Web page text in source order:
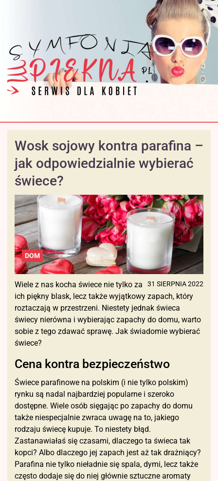
Wosk sojowy kontra parafina –
jak odpowiedzialnie wybierać
świece?
DOM
31 SIERPNIA 2022
Wiele z nas kocha świece nie tylko za
ich piękny blask, lecz także wyjątkowy zapach, który
roztaczają w przestrzeni. Niestety jednak świeca
świecy nierówna i wybierając zapachy do domu, warto
sobie z tego zdawać sprawę. Jak świadomie wybierać
świece?
Cena kontra bezpieczeństwo
Świece parafinowe na polskim (i nie tylko polskim)
rynku są nadal najbardziej popularne i szeroko
dostępne. Wiele osób sięgając po zapachy do domu
także niespecjalnie zwraca uwagę na to, jakiego
rodzaju świecę kupuje. To niestety błąd.
Zastanawiałaś się czasami, dlaczego ta świeca tak
kopci? Albo dlaczego jej zapach jest aż tak drażniący?
Parafina nie tylko nieładnie się spala, dymi, lecz także
często dodaje się do niej głównie sztuczne aromaty